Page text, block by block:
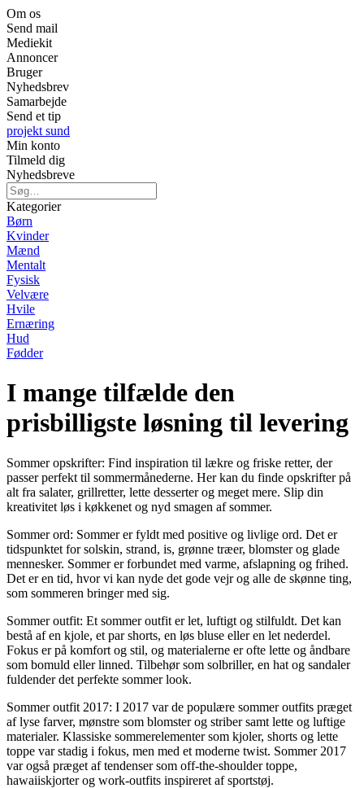
Om os
Send mail
Mediekit
Annoncer
Bruger
Nyhedsbrev
Samarbejde
Send et tip
projekt sund
Min konto
Tilmeld dig
Nyhedsbreve
Kategorier
Børn
Kvinder
Mænd
Mentalt
Fysisk
Velvære
Hvile
Ernæring
Hud
Fødder
I mange tilfælde den
prisbilligste løsning til levering
Sommer opskrifter: Find inspiration til lækre og friske retter, der
passer perfekt til sommermånederne. Her kan du finde opskrifter på
alt fra salater, grillretter, lette desserter og meget mere. Slip din
kreativitet løs i køkkenet og nyd smagen af sommer.
Sommer ord: Sommer er fyldt med positive og livlige ord. Det er
tidspunktet for solskin, strand, is, grønne træer, blomster og glade
mennesker. Sommer er forbundet med varme, afslapning og frihed.
Det er en tid, hvor vi kan nyde det gode vejr og alle de skønne ting,
som sommeren bringer med sig.
Sommer outfit: Et sommer outfit er let, luftigt og stilfuldt. Det kan
bestå af en kjole, et par shorts, en løs bluse eller en let nederdel.
Fokus er på komfort og stil, og materialerne er ofte lette og åndbare
som bomuld eller linned. Tilbehør som solbriller, en hat og sandaler
fuldender det perfekte sommer look.
Sommer outfit 2017: I 2017 var de populære sommer outfits præget
af lyse farver, mønstre som blomster og striber samt lette og luftige
materialer. Klassiske sommerelementer som kjoler, shorts og lette
toppe var stadig i fokus, men med et moderne twist. Sommer 2017
var også præget af tendenser som off-the-shoulder toppe,
hawaiiskjorter og work-outfits inspireret af sportstøj.